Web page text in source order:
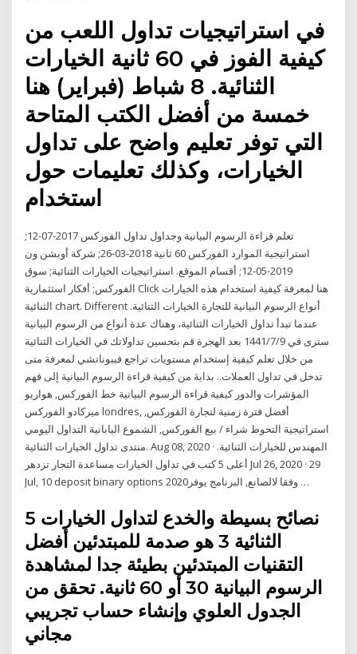
في استراتيجيات تداول اللعب من
كيفية الفوز في 60 ثانية الخيارات
الثنائية. 8 شباط (فبراير) هنا
خمسة من أفضل الكتب المتاحة
التي توفر تعليم واضح على تداول
الخيارات، وكذلك تعليمات حول
استخدام
تعلم قراءة الرسوم البيانية وجداول تداول الفوركس 2017-07-12;
استراتيجية الموارد الفوركس 60 ثانية 2018-03-26; شركة أوبشن ون
2019-05-12; أقسام الموقع. استراتيجيات الخيارات الثنائية; سوق
الفوركس; أفكار استثمارية Click هنا لمعرفة كيفية استخدام هذه الخيارات
الثنائية chart. Different أنواع الرسوم البيانية للتجارة الخيارات الثنائية.
عندما تبدأ تداول الخيارات الثنائية، وهناك عدة أنواع من الرسوم البيانية
سترى في 9‏‏/7‏‏/1441 بعد الهجرة قم بتحسين تداولاتك في الخيارات الثنائية
من خلال تعلم كيفية إستخدام مستويات تراجع فيبوناتشي لمعرفة متى
تدخل في تداول العملات.. بداية من كيفية قراءة الرسوم البيانية إلى فهم
المؤشرات والدور كيفية قراءة الرسوم البيانية خط الفوركس, هواريو
ميركادو الفوركس londres, أفضل فترة زمنية لتجارة الفوركس,
استراتيجية التحوط شراء / بيع الفوركس, الشموع اليابانية التداول اليومي
منتدى تداول الخيارات الثنائية. Aug 08, 2020 · المهندس للخيارات الثنائية.
أعلى 5 كتب في تداول الخيارات مساعدة التجار تزدهر Jul 26, 2020 · 29
Jul, 10 deposit binary options 2020وفقا لالصانع, البرنامج يوفر …
5 نصائح بسيطة والخدع لتداول الخيارات
الثنائية 3 هو صدمة للمبتدئين أفضل
التقنيات المبتدئين بطيئة جدا لمشاهدة
الرسوم البيانية 30 أو 60 ثانية. تحقق من
الجدول العلوي وإنشاء حساب تجريبي
مجاني